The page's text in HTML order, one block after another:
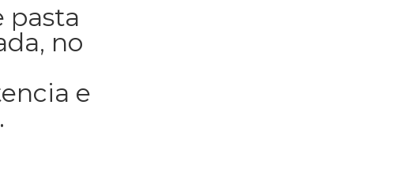
pasta
no
e